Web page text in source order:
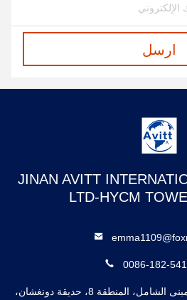
ارسل
JINAN AVITT
LTD-HYCM
0086-182-
رقم 218-1، المبنى 8، المبنى الشامل، المنطقة 8، حديقة دونغشان،